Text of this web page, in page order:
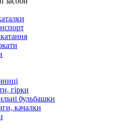
гірки
бульбашки
качалки